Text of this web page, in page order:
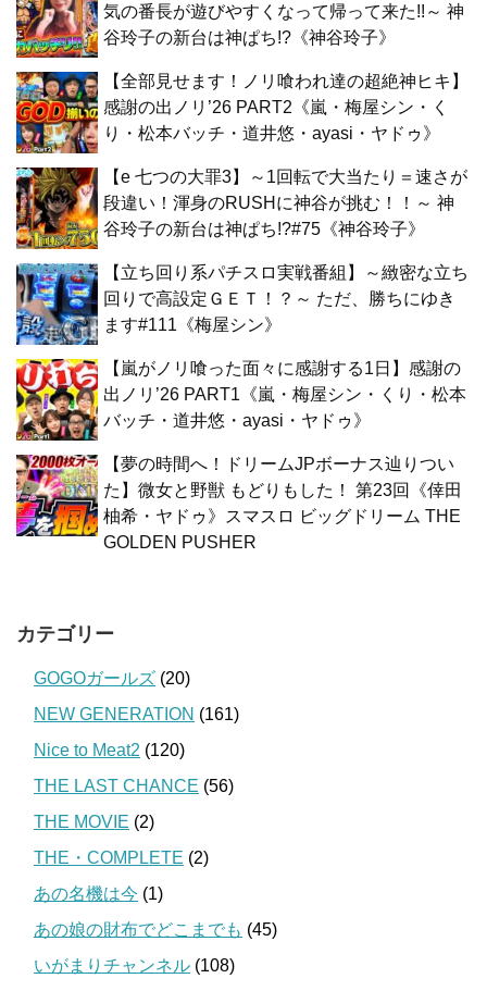
気の番長が遊びやすくなって帰って来た!!～ 神
谷玲子の新台は神ぱち!?《神谷玲子》
【全部見せます！ノリ喰われ達の超絶神ヒキ】
感謝の出ノリ’26 PART2《嵐・梅屋シン・く
り・松本バッチ・道井悠・ayasi・ヤドゥ》
【e 七つの大罪3】～1回転で大当たり＝速さが
段違い！渾身のRUSHに神谷が挑む！！～ 神
谷玲子の新台は神ぱち!?#75《神谷玲子》
【立ち回り系パチスロ実戦番組】～緻密な立ち
回りで高設定ＧＥＴ！？～ ただ、勝ちにゆき
ます#111《梅屋シン》
【嵐がノリ喰った面々に感謝する1日】感謝の
出ノリ’26 PART1《嵐・梅屋シン・くり・松本
バッチ・道井悠・ayasi・ヤドゥ》
【夢の時間へ！ドリームJPボーナス辿りつい
た】微女と野獣 もどりもした！ 第23回《倖田
柚希・ヤドゥ》スマスロ ビッグドリーム THE
GOLDEN PUSHER
カテゴリー
GOGOガールズ (20)
NEW GENERATION (161)
Nice to Meat2 (120)
THE LAST CHANCE (56)
THE MOVIE (2)
THE・COMPLETE (2)
あの名機は今 (1)
あの娘の財布でどこまでも (45)
いがまりチャンネル (108)